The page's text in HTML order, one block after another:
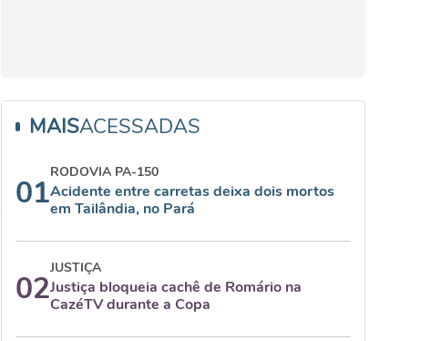
MAISACESSADAS
01
RODOVIA PA-150
Acidente entre carretas deixa dois mortos
em Tailândia, no Pará
02
JUSTIÇA
Justiça bloqueia cachê de Romário na
CazéTV durante a Copa